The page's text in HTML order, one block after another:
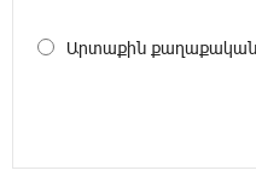
հետևանքով
Արտաքին